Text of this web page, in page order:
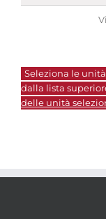
Seleziona le
dalla lista
delle unità